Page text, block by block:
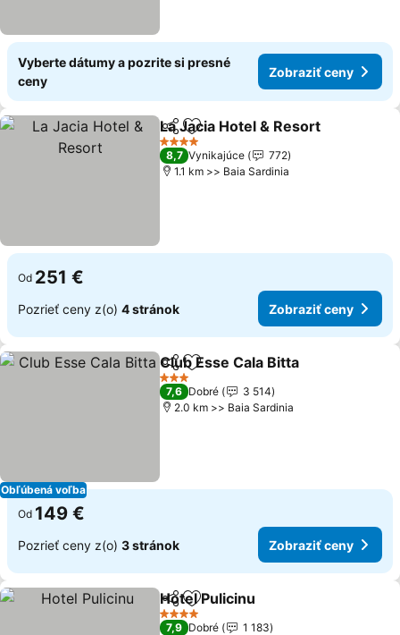
Vyberte dátumy a pozrite si presné
ceny
Zobraziť ceny
ZdieľaťPridať do obľúbených
La Jacia Hotel & Resort
4 Počet hviezdičiek
8,7 Vynikajúce
772
1.1 km >> Baia Sardinia
Od 251 €
Pozrieť ceny z(o) 4 stránok Zobraziť ceny
Obľúbená voľba
ZdieľaťPridať do obľúbených
Club Esse Cala Bitta
3 Počet hviezdičiek
7,6 Dobré
3 514
2.0 km >> Baia Sardinia
Od 149 €
Pozrieť ceny z(o) 3 stránok Zobraziť ceny
ZdieľaťPridať do obľúbených
Hotel Pulicinu
4 Počet hviezdičiek
7,9 Dobré
1 183